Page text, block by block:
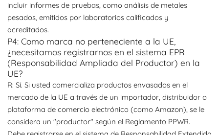
incluir informes de pruebas, como análisis de metales
pesados, emitidos por laboratorios calificados y
acreditados.
P4: Como marca no perteneciente a la UE,
¿necesitamos registrarnos en el sistema EPR
(Responsabilidad Ampliada del Productor) en la
UE?
R: Sí. Si usted comercializa productos envasados ​​en el
mercado de la UE a través de un importador, distribuidor o
plataforma de comercio electrónico (como Amazon), se le
considera un "productor" según el Reglamento PPWR.